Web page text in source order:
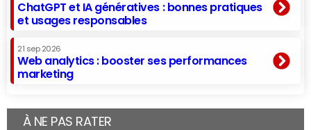
ChatGPT et IA génératives : bonnes pratiques
et usages responsables
21 sep 2026
Web analytics : booster ses performances
marketing
À NE PAS RATER